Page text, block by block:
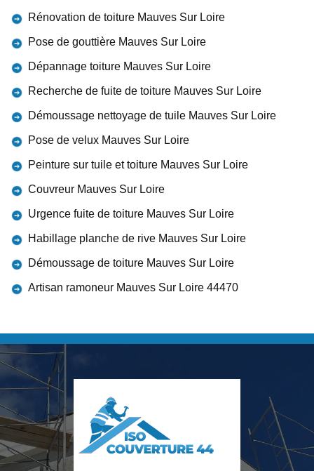
Rénovation de toiture Mauves Sur Loire
Pose de gouttière Mauves Sur Loire
Dépannage toiture Mauves Sur Loire
Recherche de fuite de toiture Mauves Sur Loire
Démoussage nettoyage de tuile Mauves Sur Loire
Pose de velux Mauves Sur Loire
Peinture sur tuile et toiture Mauves Sur Loire
Couvreur Mauves Sur Loire
Urgence fuite de toiture Mauves Sur Loire
Habillage planche de rive Mauves Sur Loire
Démoussage de toiture Mauves Sur Loire
Artisan ramoneur Mauves Sur Loire 44470